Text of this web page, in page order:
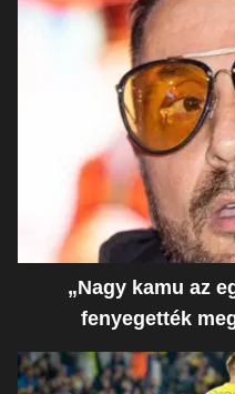
„Nagy kamu az
fenyegették